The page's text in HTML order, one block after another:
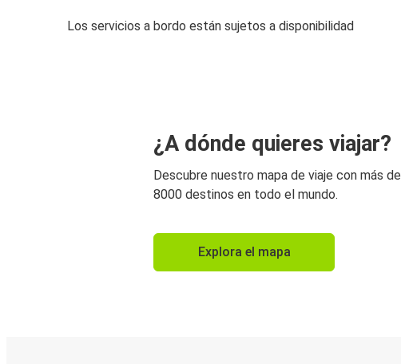
Los servicios a bordo están sujetos a disponibilidad
¿A dónde quieres viajar?
Descubre nuestro mapa de viaje con más de
8000 destinos en todo el mundo.
Explora el mapa